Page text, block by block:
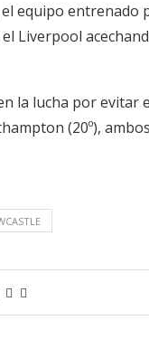
equipo entrenado
Liverpool
la lucha por evitar
(20º),